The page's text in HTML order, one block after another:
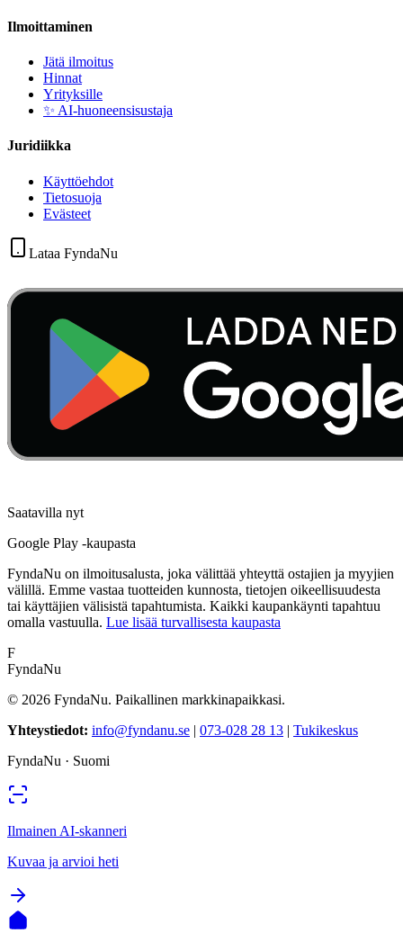
Ilmoittaminen
Jätä ilmoitus
Hinnat
Yrityksille
✨ AI-huoneensisustaja
Juridiikka
Käyttöehdot
Tietosuoja
Evästeet
Lataa FyndaNu
Saatavilla nyt
Google Play -kaupasta
FyndaNu on ilmoitusalusta, joka välittää yhteyttä ostajien ja myyjien
välillä. Emme vastaa tuotteiden kunnosta, tietojen oikeellisuudesta
tai käyttäjien välisistä tapahtumista. Kaikki kaupankäynti tapahtuu
omalla vastuulla. Lue lisää turvallisesta kaupasta
F
FyndaNu
© 2026 FyndaNu. Paikallinen markkinapaikkasi.
Yhteystiedot: info@fyndanu.se | 073-028 28 13 | Tukikeskus
FyndaNu · Suomi
Ilmainen AI-skanneri
Kuvaa ja arvioi heti